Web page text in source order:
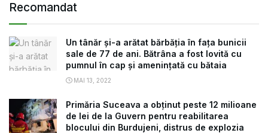
Recomandat
Un tânăr și-a arătat bărbăția în fața bunicii
sale de 77 de ani. Bătrâna a fost lovită cu
pumnul în cap și amenințată cu bătaia
MAI 13, 2022
Primăria Suceava a obținut peste 12 milioane
de lei de la Guvern pentru reabilitarea
blocului din Burdujeni, distrus de explozia